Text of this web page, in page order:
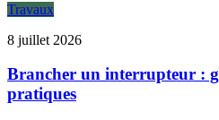
Travaux
8 juillet 2026
Brancher un interrupteur :
pratiques